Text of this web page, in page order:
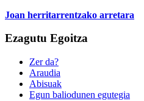
Joan herritarrentzako arretara
Ezagutu Egoitza
Zer da?
Araudia
Abisuak
Egun baliodunen egutegia